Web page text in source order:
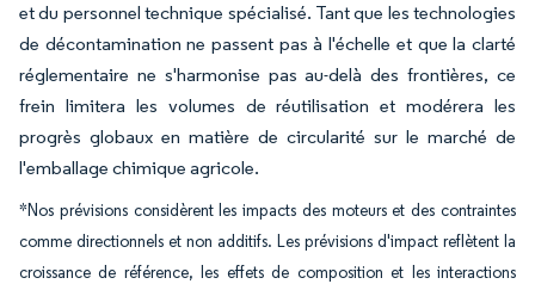
et du personnel technique spécialisé. Tant que les technologies
de décontamination ne passent pas à l'échelle et que la clarté
réglementaire ne s'harmonise pas au-delà des frontières, ce
frein limitera les volumes de réutilisation et modérera les
progrès globaux en matière de circularité sur le marché de
l'emballage chimique agricole.
*Nos prévisions considèrent les impacts des moteurs et des contraintes
comme directionnels et non additifs. Les prévisions d'impact reflètent la
croissance de référence, les effets de composition et les interactions